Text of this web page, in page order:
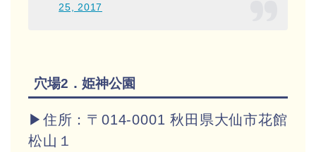
25, 2017
穴場2．姫神公園
▶住所：〒014-0001 秋田県大仙市花館
松山１